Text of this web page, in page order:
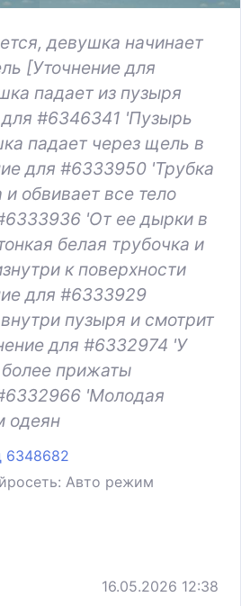
девушка начинает
[Уточнение для
падает из пузыря
#6346341 'Пузырь
падает через щель в
для #6333950 'Трубка
и обвивает все тело
'От ее дырки в
белая трубочка и
к поверхности
для #6333929
пузыря и смотрит
для #6332974 'У
прижаты
'Молодая
одеян
6348682
Авто режим
16.05.2026 12:38